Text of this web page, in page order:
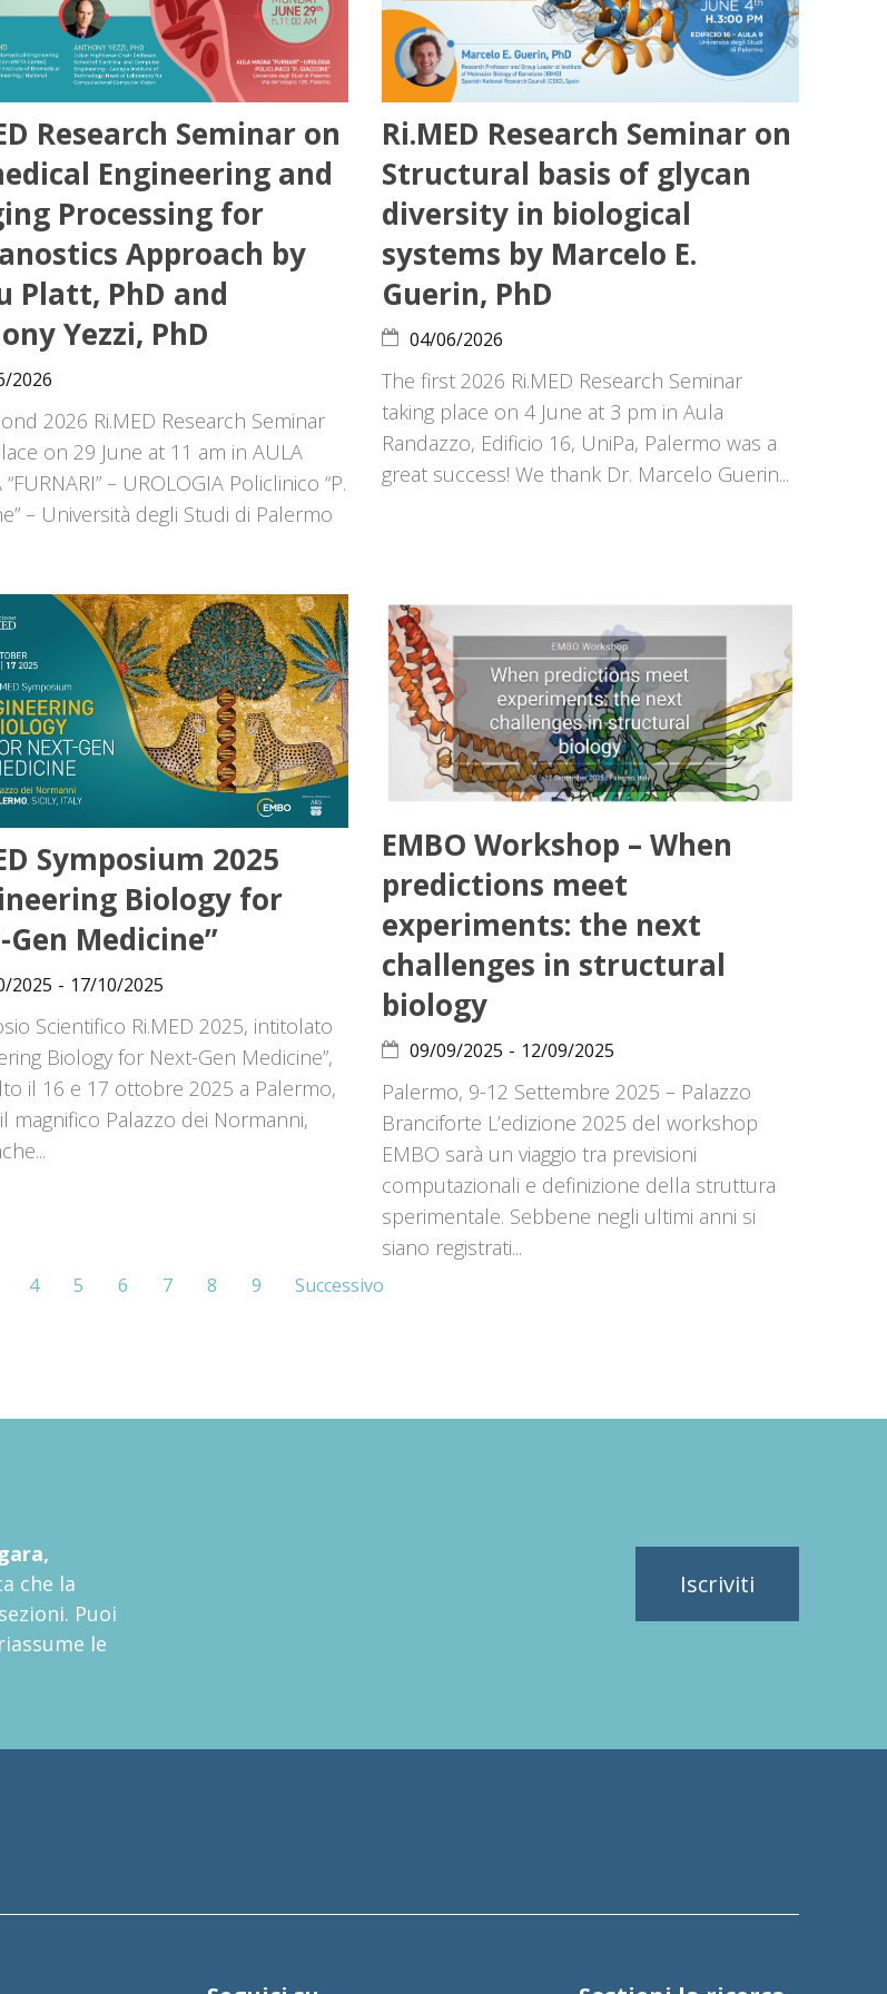
Research Seminar on
Engineering and
Processing for
Approach by
Platt, PhD and
Yezzi, PhD
2026
2026 Ri.MED Research Seminar
on 29 June at 11 am in AULA
– UROLOGIA Policlinico “P.
– Università degli Studi di Palermo
Ri.MED Research Seminar on
Structural basis of glycan
diversity in biological
systems by Marcelo E.
Guerin, PhD
04/06/2026
The first 2026 Ri.MED Research Seminar
taking place on 4 June at 3 pm in Aula
Randazzo, Edificio 16, UniPa, Palermo was a
great success! We thank Dr. Marcelo Guerin...
Symposium 2025
Biology for
Medicine”
2025 - 17/10/2025
Scientifico Ri.MED 2025, intitolato
Biology for Next-Gen Medicine”,
il 16 e 17 ottobre 2025 a Palermo,
magnifico Palazzo dei Normanni,
EMBO Workshop – When
predictions meet
experiments: the next
challenges in structural
biology
09/09/2025 - 12/09/2025
Palermo, 9-12 Settembre 2025 – Palazzo
Branciforte L’edizione 2025 del workshop
EMBO sarà un viaggio tra previsioni
computazionali e definizione della struttura
sperimentale. Sebbene negli ultimi anni si
siano registrati...
4 5 6 7 8 9 Successivo
che la
Puoi
le
Iscriviti